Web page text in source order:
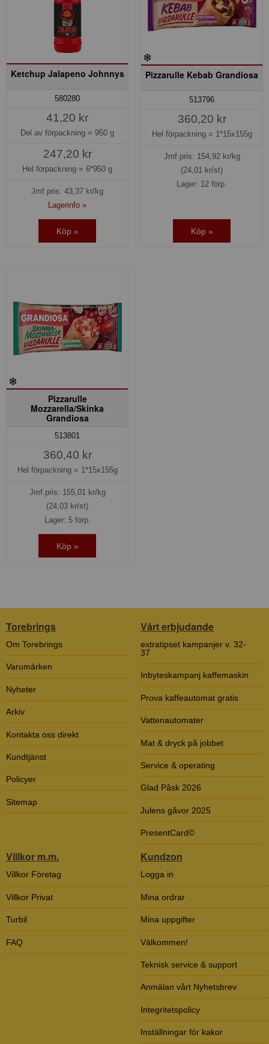
Ketchup Jalapeno Johnnys
580280
41,20 kr
Del av förpackning = 950 g
247,20 kr
Hel förpackning = 6*950 g
Jmf.pris: 43,37 kr/kg
Lagerinfo »
Köp »
Pizzarulle Kebab Grandiosa
513796
360,20 kr
Hel förpackning = 1*15x155g
Jmf.pris: 154,92kr/kg
(24,01 kr/st)
Lager: 12 förp.
Köp »
Pizzarulle
Mozzarella/Skinka
Grandiosa
513801
360,40 kr
Hel förpackning = 1*15x155g
Jmf.pris: 155,01 kr/kg
(24,03 kr/st)
Lager: 5 förp.
Köp »
Torebrings
Om Torebrings
Varumärken
Nyheter
Arkiv
Kontakta oss direkt
Kundtjänst
Policyer
Sitemap
Vårt erbjudande
extratipset kampanjer v. 32-
37
Inbyteskampanj kaffemaskin
Prova kaffeautomat gratis
Vattenautomater
Mat & dryck på jobbet
Service & operating
Glad Påsk 2026
Julens gåvor 2025
PresentCard©
Villkor m.m.
Villkor Företag
Villkor Privat
Turbil
FAQ
Kundzon
Logga in
Mina ordrar
Mina uppgifter
Välkommen!
Teknisk service & support
Anmälan vårt Nyhetsbrev
Integritetspolicy
Inställningar för kakor